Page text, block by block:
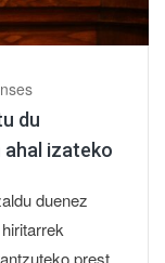
du
izateko
duenez